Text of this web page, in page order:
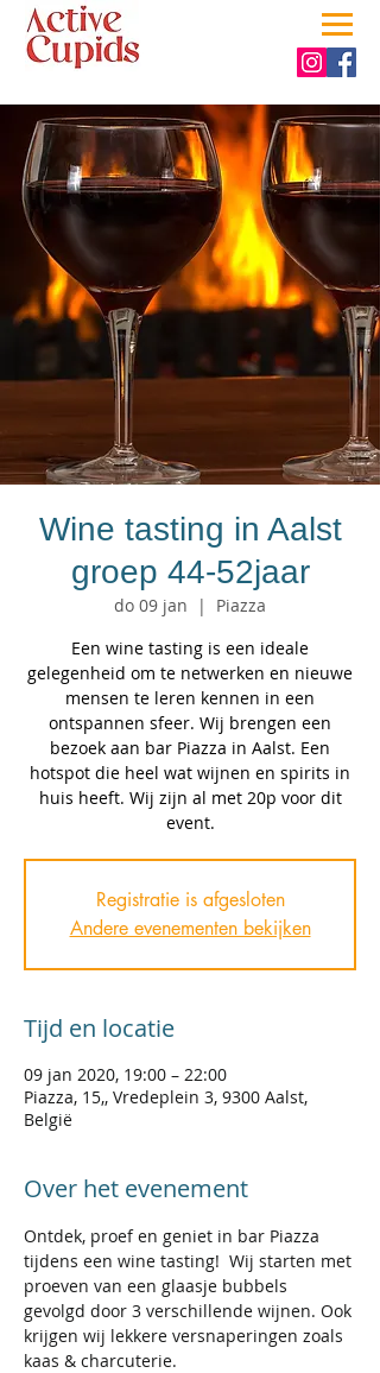
Wine tasting in Aalst
groep 44-52jaar
do 09 jan
  |
Piazza
Een wine tasting is een ideale
gelegenheid om te netwerken en nieuwe
mensen te leren kennen in een
ontspannen sfeer. Wij brengen een
bezoek aan bar Piazza in Aalst. Een
hotspot die heel wat wijnen en spirits in
huis heeft. Wij zijn al met 20p voor dit
event.
Registratie is afgesloten
Andere evenementen bekijken
Tijd en locatie
09 jan 2020, 19:00 – 22:00
Piazza, 15,, Vredeplein 3, 9300 Aalst,
België
Over het evenement
Ontdek, proef en geniet in bar Piazza
tijdens een wine tasting!  Wij starten met
proeven van een glaasje bubbels
gevolgd door 3 verschillende wijnen. Ook
krijgen wij lekkere versnaperingen zoals
kaas & charcuterie.